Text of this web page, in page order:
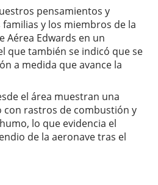
pensamientos y
y los miembros de la
Aérea Edwards en un
que también se indicó que se
a medida que avance la
el área muestran una
con rastros de combustión y
lo que evidencia el
de la aeronave tras el